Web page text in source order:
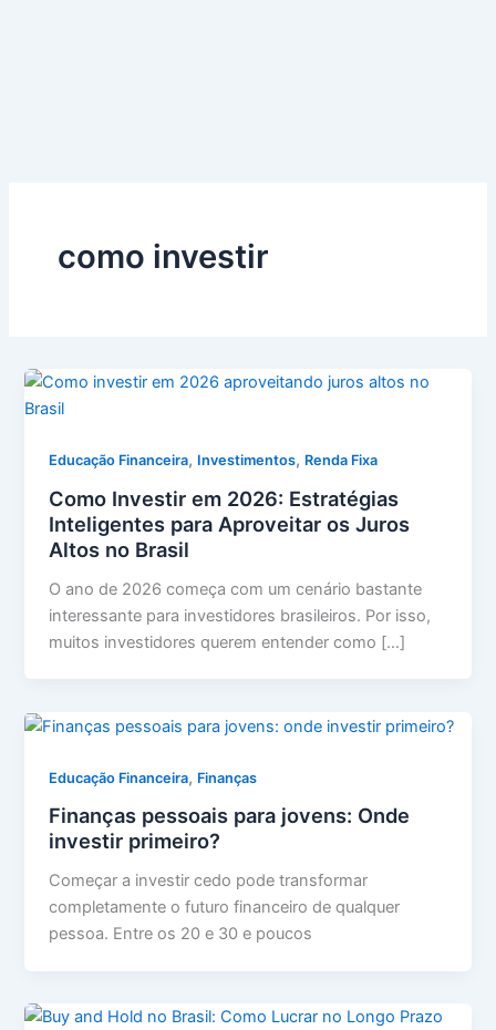
como investir
Educação Financeira, Investimentos, Renda Fixa
Como Investir em 2026: Estratégias
Inteligentes para Aproveitar os Juros
Altos no Brasil
O ano de 2026 começa com um cenário bastante
interessante para investidores brasileiros. Por isso,
muitos investidores querem entender como […]
Educação Financeira, Finanças
Finanças pessoais para jovens: Onde
investir primeiro?
Começar a investir cedo pode transformar
completamente o futuro financeiro de qualquer
pessoa. Entre os 20 e 30 e poucos